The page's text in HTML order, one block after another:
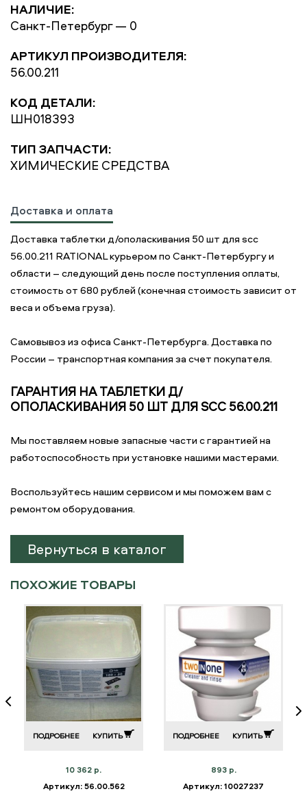
НАЛИЧИЕ:
Санкт-Петербург — 0
АРТИКУЛ ПРОИЗВОДИТЕЛЯ:
56.00.211
КОД ДЕТАЛИ:
ШН018393
ТИП ЗАПЧАСТИ:
ХИМИЧЕСКИЕ СРЕДСТВА
Доставка и оплата
Доставка таблетки д/ополаскивания 50 шт для scc
56.00.211 RATIONAL курьером по Санкт-Петербургу и
области – следующий день после поступления оплаты,
стоимость от 680 рублей (конечная стоимость зависит от
веса и объема груза).
Самовывоз из офиса Санкт-Петербурга. Доставка по
России – транспортная компания за счет покупателя.
ГАРАНТИЯ НА ТАБЛЕТКИ Д/
ОПОЛАСКИВАНИЯ 50 ШТ ДЛЯ SCC 56.00.211
Мы поставляем новые запасные части с гарантией на
работоспособность при установке нашими мастерами.
Воспользуйтесь нашим сервисом и мы поможем вам с
ремонтом оборудования.
Вернуться в каталог
ПОХОЖИЕ ТОВАРЫ
ПОДРОБНЕЕ КУПИТЬ
10 362 р.
Артикул: 56.00.562
ПОДРОБНЕЕ КУПИТЬ
893 р.
Артикул: 10027237